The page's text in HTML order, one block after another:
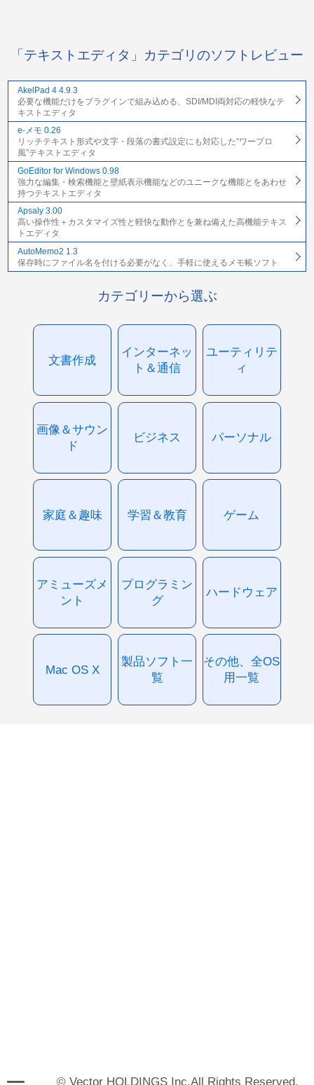
「テキストエディタ」カテゴリのソフトレビュー
AkelPad 4 4.9.3
必要な機能だけをプラグインで組み込める、SDI/MDI両対応の軽快なテ
キストエディタ
e-メモ 0.26
リッチテキスト形式や文字・段落の書式設定にも対応した“ワープロ
風”テキストエディタ
GoEditor for Windows 0.98
強力な編集・検索機能と壁紙表示機能などのユニークな機能とをあわせ
持つテキストエディタ
Apsaly 3.00
高い操作性＋カスタマイズ性と軽快な動作とを兼ね備えた高機能テキス
トエディタ
AutoMemo2 1.3
保存時にファイル名を付ける必要がなく、手軽に使えるメモ帳ソフト
カテゴリーから選ぶ
文書作成
インターネッ
ト＆通信
ユーティリテ
ィ
画像＆サウン
ド
ビジネス パーソナル
家庭＆趣味 学習＆教育 ゲーム
アミューズメ
ント
プログラミン
グ
ハードウェア
Mac OS X
製品ソフト一
覧
その他、全OS
用一覧
© Vector HOLDINGS Inc.All Rights Reserved.